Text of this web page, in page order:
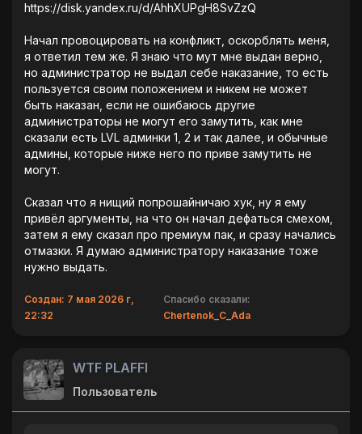
https://disk.yandex.ru/d/AhhXUPgH8SvZzQ
Начал провоцировать на конфликт, оскорблять меня,
я ответил тем же. Я знаю что мут мне выдан верно,
но администратор не выдал себе наказание, то есть
пользуется своим положением и никем не может
быть наказан, если не ошибаюсь другие
администраторы не могут его замутить, как мне
сказали есть LVL админки 1, 2 и так далее, и обычные
админы, которые ниже него по приве замутить не
могут.
Сказал что я нищий попрошайничаю хук, ну я ему
привёл аргументы, на что он начал дефаться смехом,
затем я ему сказал про премиум пак, и сразу начались
отмазки. Я думаю администратору наказание тоже
нужно выдать.
Создан: 7 мая 2026 г,
22:32
Спасибо сказали:
Chertenok_C_Ada
WTF PLAFFI
Пользователь